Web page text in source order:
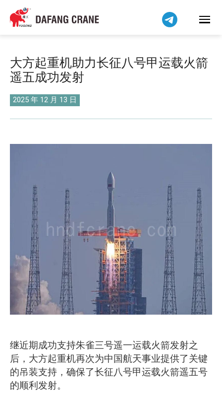
大方起重机助力长征八号甲运载火箭
遥五成功发射
2025 年 12 月 13 日
继近期成功支持朱雀三号遥一运载火箭发射之
后，大方起重机再次为中国航天事业提供了关键
的吊装支持，确保了长征八号甲运载火箭遥五号
的顺利发射。
हिन्दी
Bahasa Indonesia
বাংলা
فارسی
Pilipino
اردو
Čeština
Dansk
O‘zbekcha